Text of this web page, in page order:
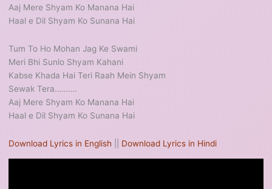
Aaj Mere Shyam Ko Manana Hai
Haal e Dil Shyam Ko Sunana Hai
Tum To Ho Mohan Jag Ke Swami
Meri Bhi Sunlo Shyam Kahani
Kabse Khada Hai Teri Raah Mein Shyam
Sewak Tera……….
Aaj Mere Shyam Ko Manana Hai
Haal e Dil Shyam Ko Sunana Hai
Download Lyrics in English Download Lyrics in Hindi